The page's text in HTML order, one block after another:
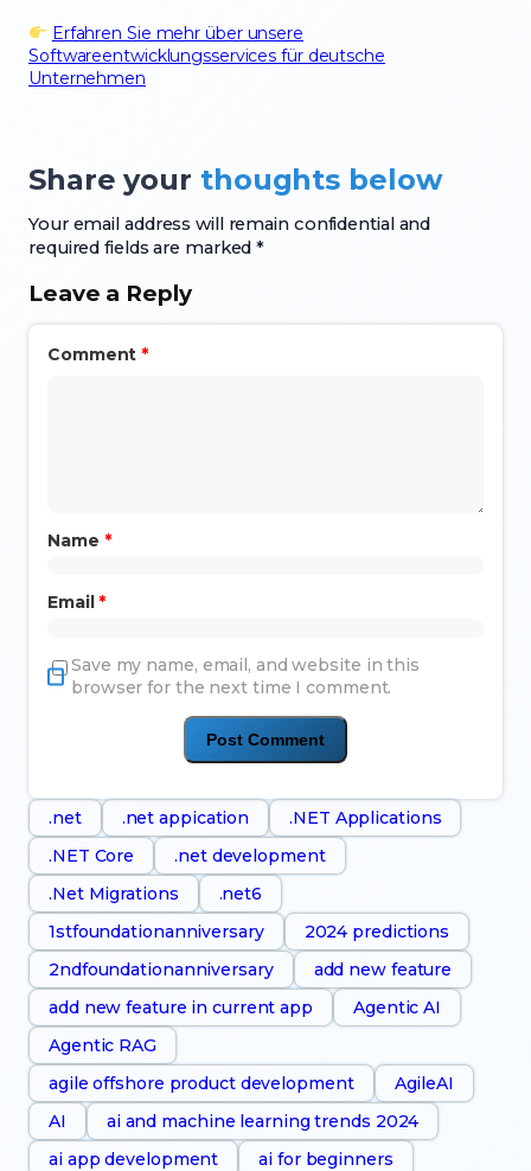
Erfahren Sie mehr über unsere
Softwareentwicklungsservices für deutsche
Unternehmen
Share your thoughts below
Your email address will remain confidential and
required fields are marked *
Leave a Reply
Comment *
Name *
Email *
Save my name, email, and website in this
browser for the next time I comment.
.net .net appication
.NET Applications
.NET Core
.net development
.Net Migrations
.net6
1stfoundationanniversary
2024 predictions
2ndfoundationanniversary
add new feature
add new feature in current app
Agentic AI
Agentic RAG
agile offshore product development
AgileAI
AI
ai and machine learning trends 2024
ai app development
ai for beginners